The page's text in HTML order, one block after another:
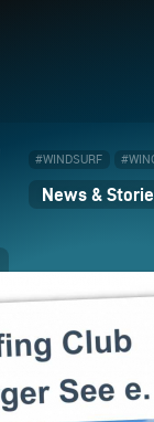
#WINDSURF
News &